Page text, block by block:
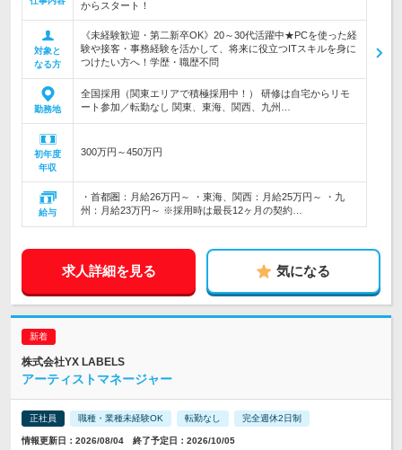
からスタート！
対象と
なる方
《未経験歓迎・第二新卒OK》20～30代活躍中★PCを使った経
験や接客・事務経験を活かして、将来に役立つITスキルを身に
つけたい方へ！学歴・職歴不問
勤務地
全国採用（関東エリアで積極採用中！） 研修は自宅からリモ
ート参加／転勤なし 関東、東海、関西、九州…
初年度
年収
300万円～450万円
給与
・首都圏：月給26万円～ ・東海、関西：月給25万円～ ・九
州：月給23万円～ ※採用時は最長12ヶ月の契約…
求人詳細を見る 気になる
株式会社YX LABELS
アーティストマネージャー
正社員 職種・業種未経験OK 転勤なし 完全週休2日制
情報更新日：2026/08/04 終了予定日：2026/10/05